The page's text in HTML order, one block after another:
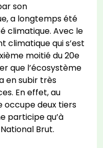
son
a longtemps été
climatique. Avec le
climatique qui s’est
moitié du 20e
que l’écosystème
en subir très
En effet, au
occupe deux tiers
participe qu’à
Brut.